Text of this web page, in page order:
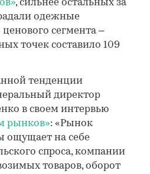
, сильнее остальных за
одежные
сегмента –
точек составило 109
тенденции
директор
в своем интервью
рынков»: «Рынок
ощущает на себе
спроса, компании
товаров, оборот